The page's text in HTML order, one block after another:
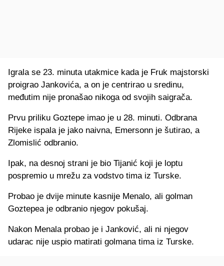
Igrala se 23. minuta utakmice kada je Fruk majstorski
proigrao Jankovića, a on je centrirao u sredinu,
međutim nije pronašao nikoga od svojih saigrača.
Prvu priliku Goztepe imao je u 28. minuti. Odbrana
Rijeke ispala je jako naivna, Emersonn je šutirao, a
Zlomislić odbranio.
Ipak, na desnoj strani je bio Tijanić koji je loptu
pospremio u mrežu za vodstvo tima iz Turske.
Probao je dvije minute kasnije Menalo, ali golman
Goztepea je odbranio njegov pokušaj.
Nakon Menala probao je i Janković, ali ni njegov
udarac nije uspio matirati golmana tima iz Turske.